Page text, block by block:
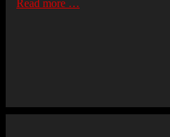
Read more …